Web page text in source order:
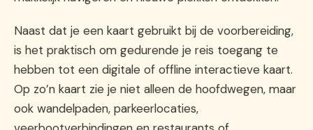
Naast dat je een kaart gebruikt bij de voorbereiding,
is het praktisch om gedurende je reis toegang te
hebben tot een digitale of offline interactieve kaart.
Op zo’n kaart zie je niet alleen de hoofdwegen, maar
ook wandelpaden, parkeerlocaties,